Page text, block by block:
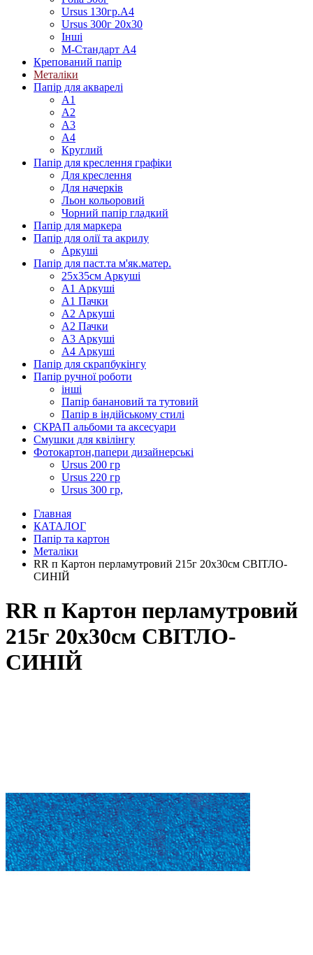
Ursus 130гр.А4
Ursus 300г 20х30
Інші
М-Стандарт А4
Крепований папір
Металіки
Папір для акварелі
А1
А2
А3
А4
Круглий
Папір для креслення графіки
Для креслення
Для начерків
Льон кольоровий
Чорний папір гладкий
Папір для маркера
Папір для олії та акрилу
Аркуші
Папір для паст.та м'як.матер.
25х35см Аркуші
А1 Аркуші
А1 Пачки
А2 Аркуші
А2 Пачки
А3 Аркуші
А4 Аркуші
Папір для скрапбукінгу
Папір ручної роботи
інші
Папір банановий та тутовий
Папір в індійському стилі
СКРАП альбоми та аксесуари
Смушки для квілінгу
Фотокартон,папери дизайнерські
Ursus 200 гр
Ursus 220 гр
Ursus 300 гр,
Главная
КАТАЛОГ
Папір та картон
Металіки
RR п Картон перламутровий 215г 20х30см СВІТЛО-
СИНІЙ
RR п Картон перламутровий
215г 20х30см СВІТЛО-
СИНІЙ